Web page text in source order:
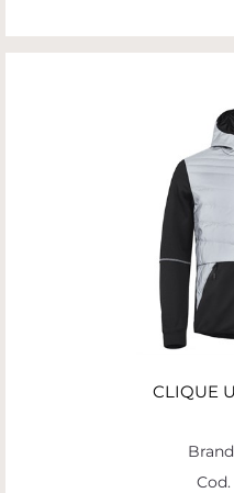
CLIQUE
Cod.